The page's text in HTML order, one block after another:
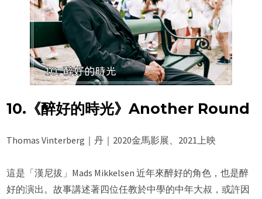
10.《醉好的時光》Another Round
Thomas Vinterberg｜丹｜2020金馬影展、2021上映
這是「漢尼拔」Mads Mikkelsen 近年來醉好的角色，也是醉
好的演出。故事講述著四位任教於中學的中年大叔，或許因